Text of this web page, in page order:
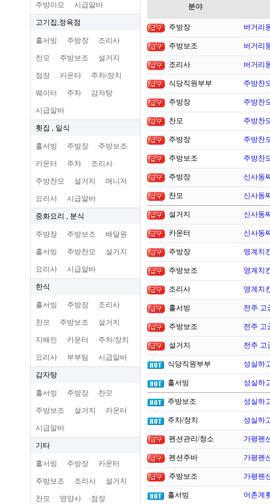
주방이모 시급알바
고기집,정육점
홀서빙 주방장 조리사
찬모 주방보조 설거지
점장 카운타 주차/장치
웨이터 주차 감자탕
시급알바
횟집 , 일식
홀서빙 주방장 주방보조
카운터 주차 조리사
주방찬모 설거지 매니저
요리사 시급알바
중화요리 , 분식
주방장 주방보조 배달원
홀서빙 주방찬모 설거지
요리사 시급알바
한식
홀서빙 주방장 조리사
찬모 주방보조 설거지
지배인 카운터 주차/장치
요리사 부부팀 시급알바
감자탕
홀서빙 주방장 찬모
주방보조 설거지 카운터
시급알바
기타
홀서빙 주방장 카운터
주방보조 조리사 설거지
찬모 영양사 점장
분야
주방장 버거리
주방보조 버거리
조리사 버거리
식당직원부부 주방찬
주방장 주방찬
찬모 주방찬
주방장 주방찬
주방보조 주방찬
주방장 신사동
찬모 신사동
설거지 신사동
카운터 신사동
주방장 영계치
주방보조 영계치
조리사 영계치
홀서빙 전주 고
주방보조 전주 고
설거지 전주 고
식당직원부부 성실하
홀서빙 성실하
주방보조 성실하
주차/장치 성실하
펜션관리/청소 가평펜
펜션주바 가평펜
주방보조 가평펜
홀서빙 어촌계